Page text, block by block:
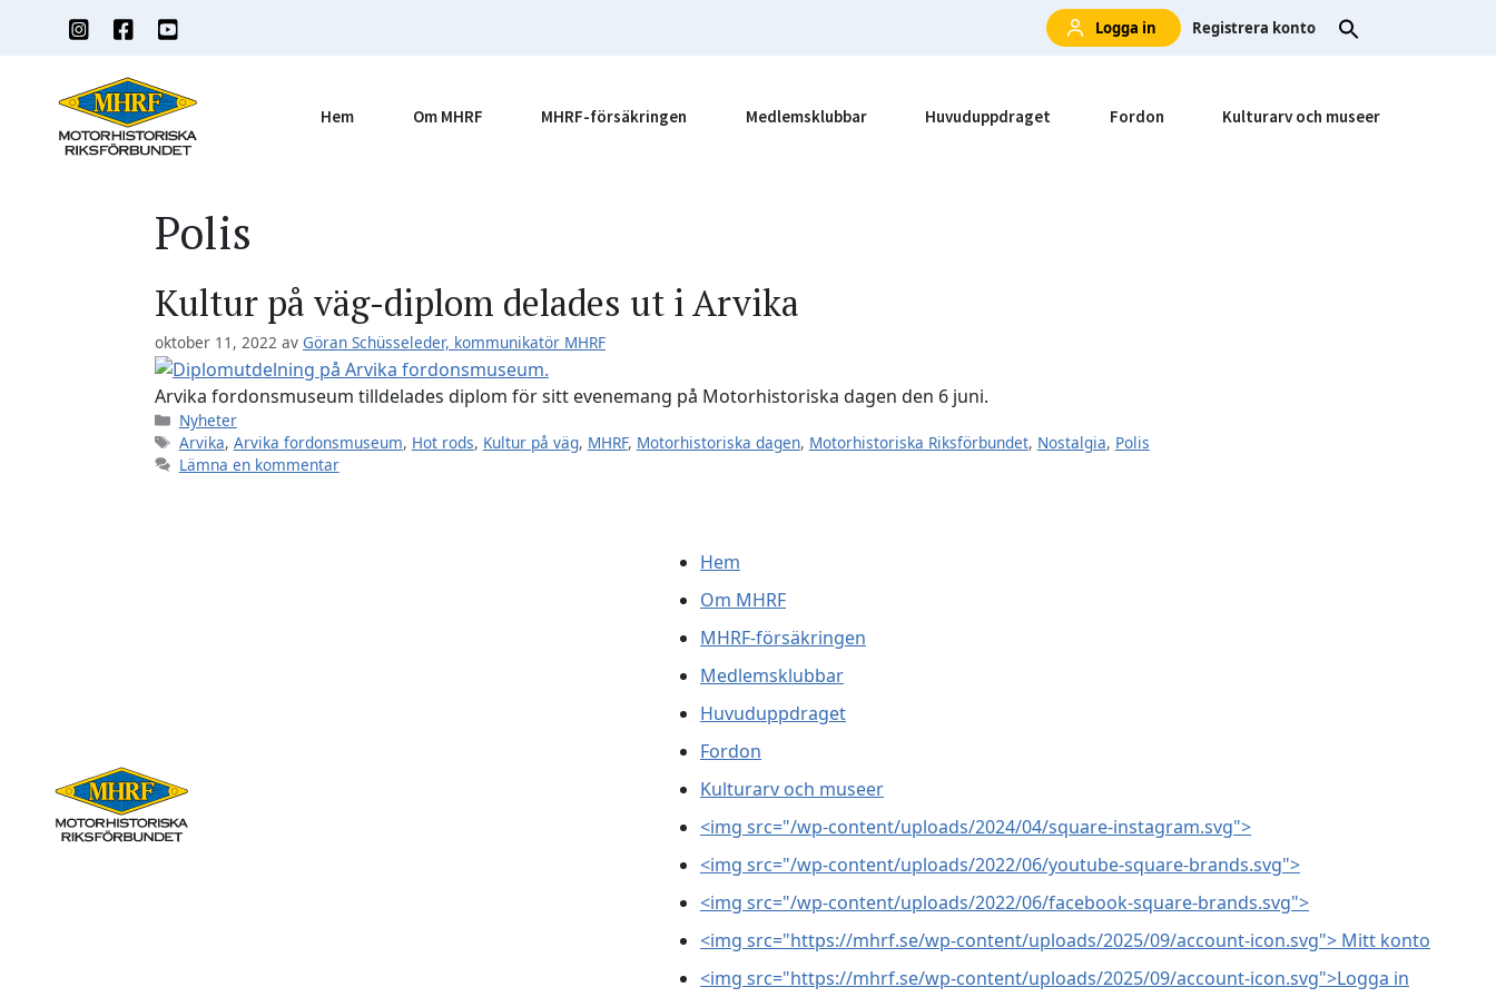
Logga in Registrera konto
Hem Om MHRF MHRF-försäkringen Medlemsklubbar Huvuduppdraget Fordon Kulturarv och museer
Polis
Kultur på väg-diplom delades ut i Arvika
oktober 11, 2022 av Göran Schüsseleder, kommunikatör MHRF
Arvika fordonsmuseum tilldelades diplom för sitt evenemang på Motorhistoriska dagen den 6 juni.
Kategorier
Nyheter
Etiketter
Arvika, Arvika fordonsmuseum, Hot rods, Kultur på väg, MHRF, Motorhistoriska dagen, Motorhistoriska Riksförbundet, Nostalgia, Polis
Lämna en kommentar
Hem
Om MHRF
MHRF-försäkringen
Medlemsklubbar
Huvuduppdraget
Fordon
Kulturarv och museer
<img src="/wp-content/uploads/2024/04/square-instagram.svg">
<img src="/wp-content/uploads/2022/06/youtube-square-brands.svg">
<img src="/wp-content/uploads/2022/06/facebook-square-brands.svg">
<img src="https://mhrf.se/wp-content/uploads/2025/09/account-icon.svg"> Mitt konto
<img src="https://mhrf.se/wp-content/uploads/2025/09/account-icon.svg">Logga in